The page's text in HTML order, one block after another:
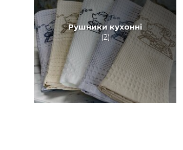
Рушники кухонні
(2)